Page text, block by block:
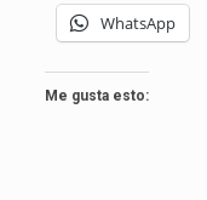
WhatsApp
Me gusta esto: